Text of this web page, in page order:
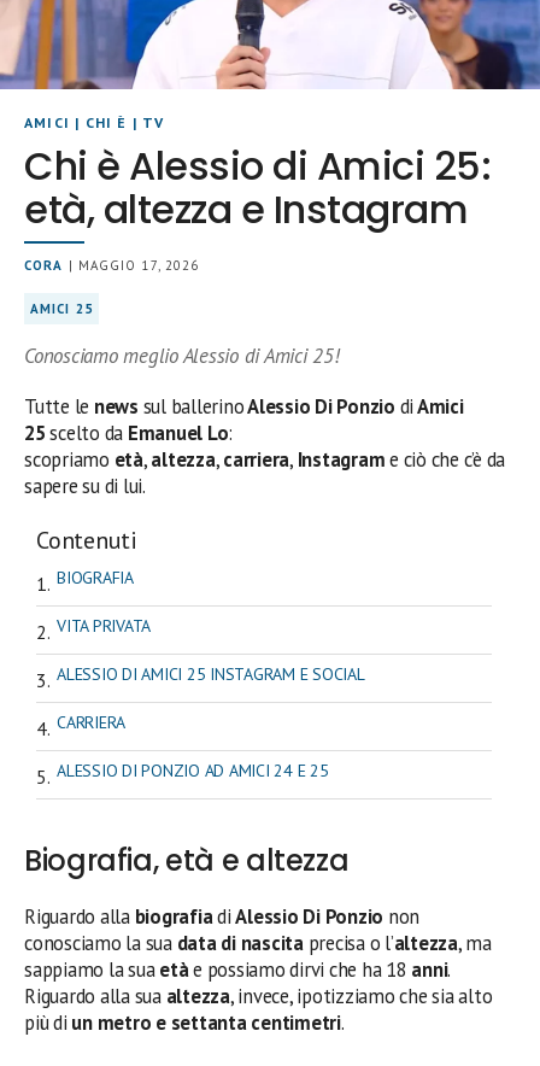
AMICI | CHI È | TV
Chi è Alessio di Amici 25:
età, altezza e Instagram
CORA | MAGGIO 17, 2026
AMICI 25
Conosciamo meglio Alessio di Amici 25!
Tutte le news sul ballerinoAlessio Di Ponzio diAmici
25scelto da Emanuel Lo:
scopriamo età,altezza,carriera, Instagrame ciò che c’è da
sapere su di lui.
Contenuti
BIOGRAFIA
VITA PRIVATA
ALESSIO DI AMICI 25 INSTAGRAM E SOCIAL
CARRIERA
ALESSIO DI PONZIO AD AMICI 24 E 25
Biografia, età e altezza
Riguardo allabiografiadiAlessio Di Ponzio non
conosciamo la sua data di nascita precisa o l’altezza, ma
sappiamo la suaetàe possiamo dirvi che ha 18 anni.
Riguardo alla sua altezza, invece, ipotizziamo che sia alto
più di un metro e settanta centimetri.